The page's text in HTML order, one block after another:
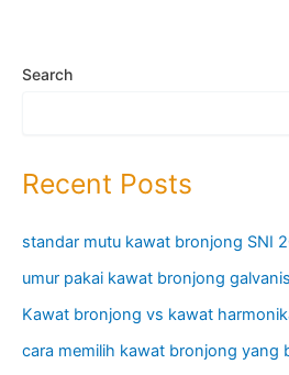
Search
Recent Posts
standar mutu kawat bronjong SNI
umur pakai kawat bronjong galvanis
Kawat bronjong vs kawat
cara memilih kawat bronjong yang